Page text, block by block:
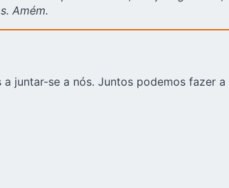
Amém.
juntar-se a nós. Juntos podemos fazer a